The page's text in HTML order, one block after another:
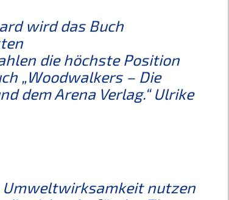
wird das Buch
die höchste Position
„Woodwalkers – Die
dem Arena Verlag.“ Ulrike
Umweltwirksamkeit nutzen